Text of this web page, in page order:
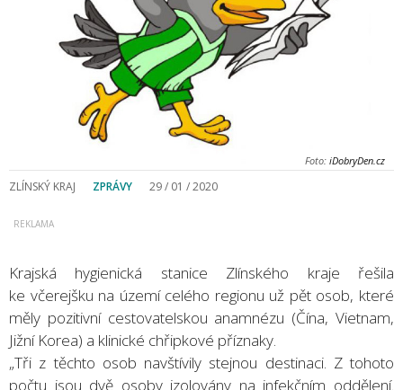
Foto: iDobryDen.cz
ZLÍNSKÝ KRAJ ZPRÁVY 29 / 01 / 2020
Krajská hygienická stanice Zlínského kraje řešila
ke včerejšku na území celého regionu už pět osob, které
měly pozitivní cestovatelskou anamnézu (Čína, Vietnam,
Jižní Korea) a klinické chřipkové příznaky.
„Tři z těchto osob navštívily stejnou destinaci. Z tohoto
počtu jsou dvě osoby izolovány na infekčním oddělení.